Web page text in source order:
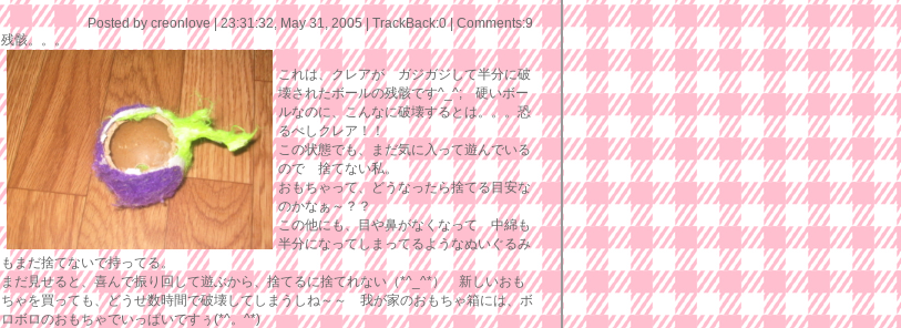
Posted by creonlove |23:31:32, May 31, 2005|TrackBack:0|Comments:9
残骸。。。
これは、クレアが ガジガジして半分に破
壊されたボールの残骸です^_^; 硬いボー
ルなのに、こんなに破壊するとは。。。恐
るべしクレア！！
この状態でも、まだ気に入って遊んでいる
ので 捨てない私。
おもちゃって、どうなったら捨てる目安な
のかなぁ～？？
この他にも、目や鼻がなくなって 中綿も
半分になってしまってるようなぬいぐるみ
もまだ捨てないで持ってる。
まだ見せると、喜んで振り回して遊ぶから、捨てるに捨てれない（*^_^*） 新しいおも
ちゃを買っても、どうせ数時間で破壊してしまうしね～～ 我が家のおもちゃ箱には、ボ
ロボロのおもちゃでいっぱいですぅ(*^。^*)